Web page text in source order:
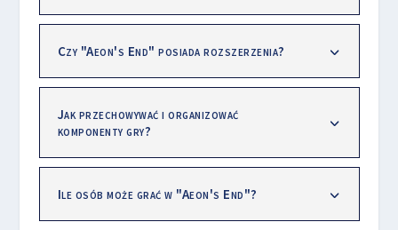
Czy "Aeon's End" posiada rozszerzenia?
Jak przechowywać i organizować
komponenty gry?
Ile osób może grać w "Aeon's End"?